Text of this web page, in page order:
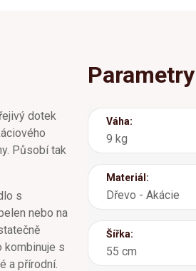
dotek
Působí tak
s
nebo na
kombinuje s
a přírodní.
Parametry
Váha:
9 kg
Materiál:
Dřevo - Akácie
Šířka:
55 cm